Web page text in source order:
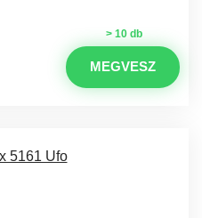
> 10 db
MEGVESZ